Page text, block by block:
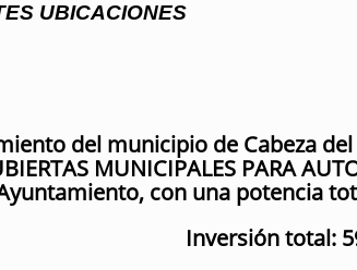
UBICACIONES
del municipio de Cabeza
MUNICIPALES PARA
con una potencia
Inversión total: